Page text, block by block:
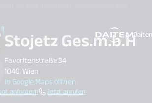
Stojetz Ges.m.b.H
Favoritenstraße 34
1040, Wien
In Google Maps öffnen
anfordern Jetzt anrufen